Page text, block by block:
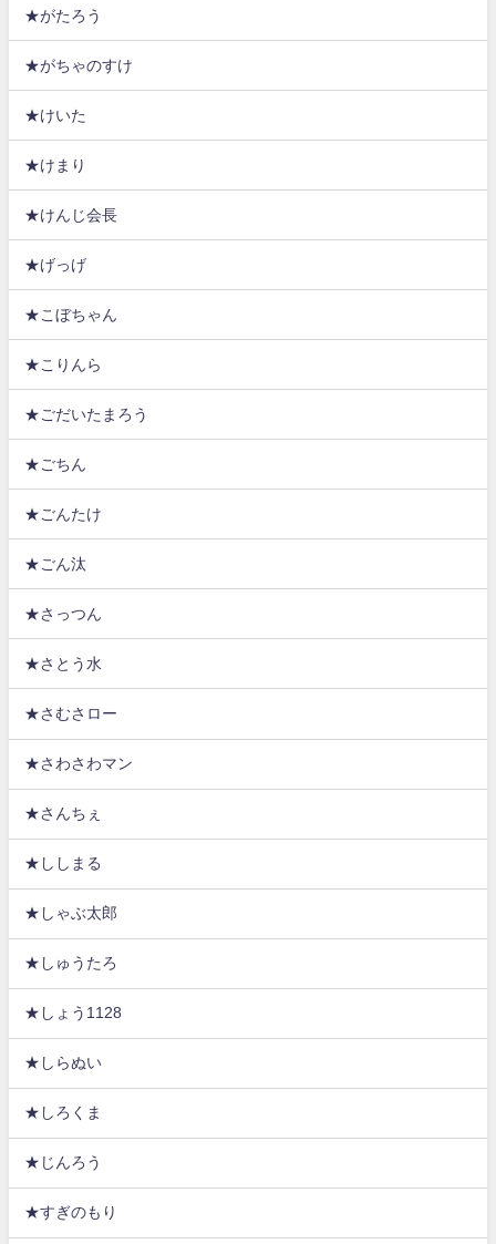
★がたろう
★がちゃのすけ
★けいた
★けまり
★けんじ会長
★げっげ
★こぼちゃん
★こりんら
★ごだいたまろう
★ごちん
★ごんたけ
★ごん汰
★さっつん
★さとう水
★さむさロー
★さわさわマン
★さんちぇ
★ししまる
★しゃぶ太郎
★しゅうたろ
★しょう1128
★しらぬい
★しろくま
★じんろう
★すぎのもり